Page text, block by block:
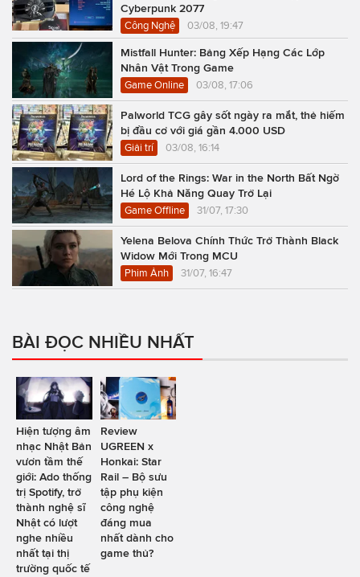
Cyberpunk 2077
Công Nghệ 03/08, 19:47
Mistfall Hunter: Bảng Xếp Hạng Các Lớp
Nhân Vật Trong Game
Game Online 03/08, 17:06
Palworld TCG gây sốt ngày ra mắt, thẻ hiếm
bị đầu cơ với giá gần 4.000 USD
Giải trí 03/08, 16:14
Lord of the Rings: War in the North Bất Ngờ
Hé Lộ Khả Năng Quay Trở Lại
Game Offline 31/07, 17:30
Yelena Belova Chính Thức Trở Thành Black
Widow Mới Trong MCU
Phim Ảnh 31/07, 16:47
BÀI ĐỌC NHIỀU NHẤT
Hiện tượng âm
nhạc Nhật Bản
vươn tầm thế
giới: Ado thống
trị Spotify, trở
thành nghệ sĩ
Nhật có lượt
nghe nhiều
nhất tại thị
trường quốc tế
Review
UGREEN x
Honkai: Star
Rail – Bộ sưu
tập phụ kiện
công nghệ
đáng mua
nhất dành cho
game thủ?